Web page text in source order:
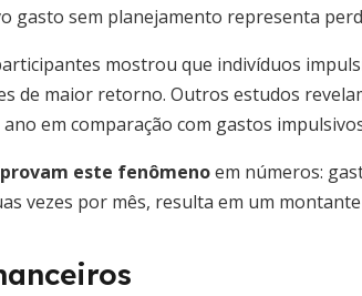
gasto sem planejamento representa
mostrou que indivíduos
de maior retorno. Outros estudos
ano em comparação com gastos
este fenômenoem números:
vezes por mês, resulta em um